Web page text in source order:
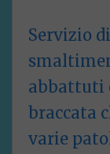
Servizio
abbattuti
braccata
varie